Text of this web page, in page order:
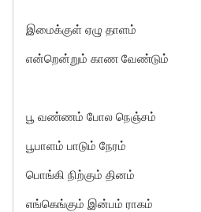
இமைக்குள் ஏழு தாளம்
என்றென்றும் காண வேண்டும்
பூ வண்ணம் போல நெஞ்சம்
பூபாளம் பாடும் நேரம்
பொங்கி நிற்கும் தினம்
எங்கெங்கும் இன்பம் ராகம்